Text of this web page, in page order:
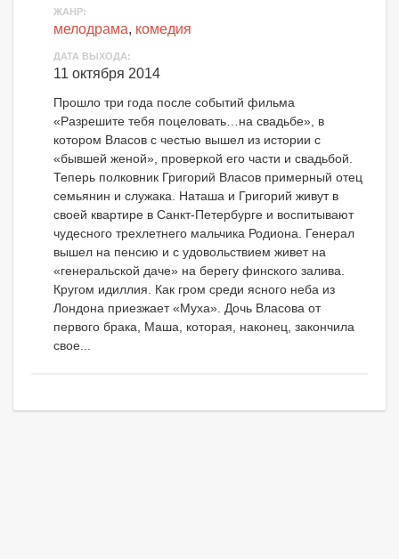
ЖАНР:
мелодрама, комедия
ДАТА ВЫХОДА:
11 октября 2014
Прошло три года после событий фильма
«Разрешите тебя поцеловать…на свадьбе», в
котором Власов с честью вышел из истории с
«бывшей женой», проверкой его части и свадьбой.
Теперь полковник Григорий Власов примерный отец
семьянин и служака. Наташа и Григорий живут в
своей квартире в Санкт-Петербурге и воспитывают
чудесного трехлетнего мальчика Родиона. Генерал
вышел на пенсию и с удовольствием живет на
«генеральской даче» на берегу финского залива.
Кругом идиллия. Как гром среди ясного неба из
Лондона приезжает «Муха». Дочь Власова от
первого брака, Маша, которая, наконец, закончила
свое...